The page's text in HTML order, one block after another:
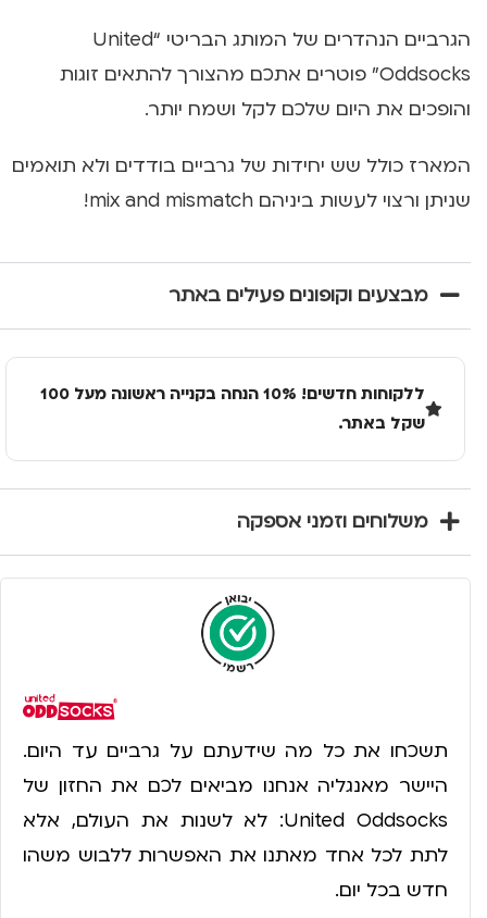
הגרביים הנהדרים של המותג הבריטי “United
Oddsocks” פוטרים אתכם מהצורך להתאים זוגות
והופכים את היום שלכם לקל ושמח יותר.
המארז כולל שש יחידות של גרביים בודדים ולא תואמים
שניתן ורצוי לעשות ביניהם mix and mismatch!
מבצעים וקופונים פעילים באתר
ללקוחות חדשים! 10% הנחה בקנייה ראשונה מעל 100
שקל באתר.
משלוחים וזמני אספקה
תשכחו את כל מה שידעתם על גרביים עד היום.
היישר מאנגליה אנחנו מביאים לכם את החזון של
United Oddsocks: לא לשנות את העולם, אלא
לתת לכל אחד מאתנו את האפשרות ללבוש משהו
חדש בכל יום.